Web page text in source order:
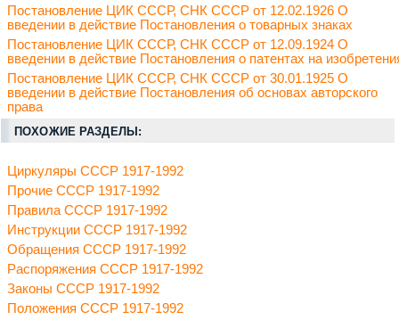
Постановление ЦИК СССР, СНК СССР от 12.02.1926 О
введении в действие Постановления о товарных знаках
Постановление ЦИК СССР, СНК СССР от 12.09.1924 О
введении в действие Постановления о патентах на
Постановление ЦИК СССР, СНК СССР от 30.01.1925 О
введении в действие Постановления об основах авторского
права
ПОХОЖИЕ РАЗДЕЛЫ:
Циркуляры СССР 1917-1992
Прочие СССР 1917-1992
Правила СССР 1917-1992
Инструкции СССР 1917-1992
Обращения СССР 1917-1992
Распоряжения СССР 1917-1992
Законы СССР 1917-1992
Положения СССР 1917-1992